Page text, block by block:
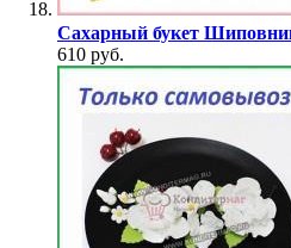
Сахарный букет
610 руб.